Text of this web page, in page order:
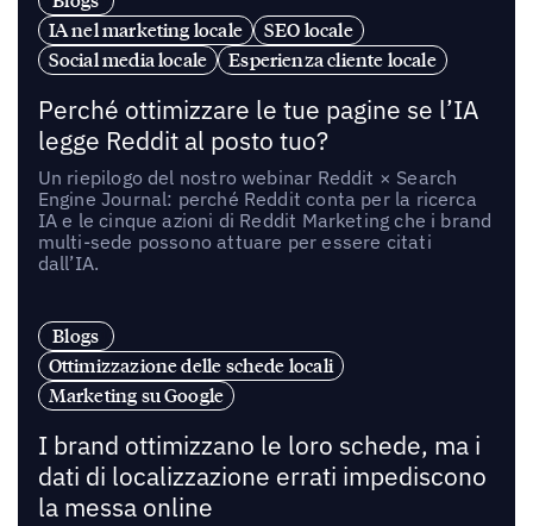
IA nel marketing locale
SEO locale
Social media locale
Esperienza cliente locale
Perché ottimizzare le tue pagine se l’IA
legge Reddit al posto tuo?
Un riepilogo del nostro webinar Reddit × Search
Engine Journal: perché Reddit conta per la ricerca
IA e le cinque azioni di Reddit Marketing che i brand
multi-sede possono attuare per essere citati
dall’IA.
Blogs
Ottimizzazione delle schede locali
Marketing su Google
I brand ottimizzano le loro schede, ma i
dati di localizzazione errati impediscono
la messa online